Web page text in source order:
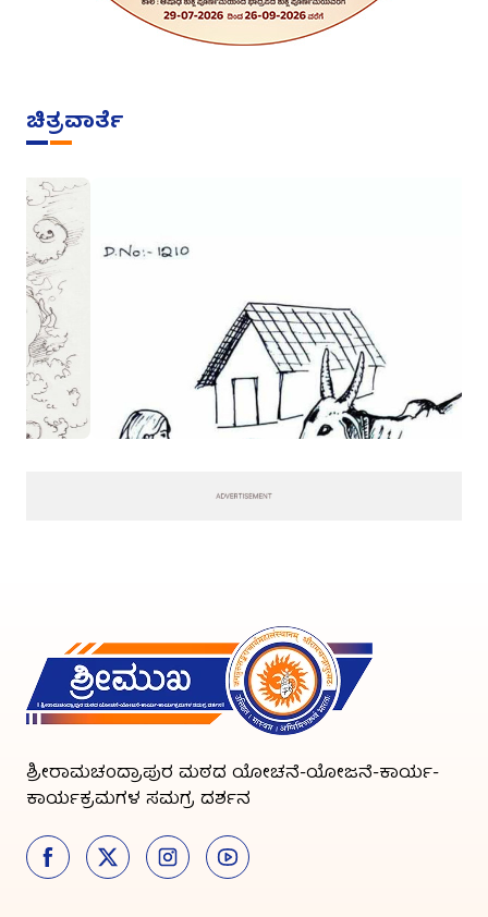
ಚಿತ್ರವಾರ್ತೆ
ಶ್ರೀರಾಮಚಂದ್ರಾಪುರ ಮಠದ ಯೋಚನೆ-ಯೋಜನೆ-ಕಾರ್ಯ-
ಕಾರ್ಯಕ್ರಮಗಳ ಸಮಗ್ರ ದರ್ಶನ